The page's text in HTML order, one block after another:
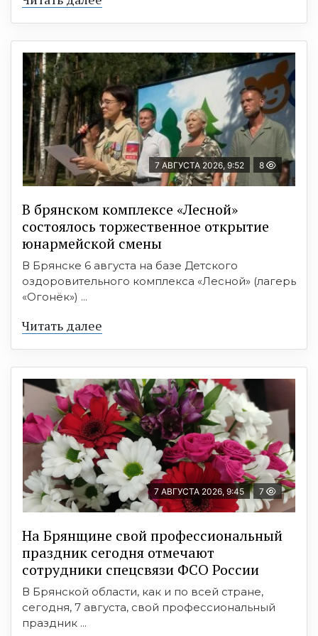
7 АВГУСТА 2026, 9:52 8
В брянском комплексе «Лесной»
состоялось торжественное открытие
юнармейской смены
В Брянске 6 августа на базе Детского
оздоровительного комплекса «Лесной» (лагерь
«Огонёк») ...
Читать далее
7 АВГУСТА 2026, 9:45 7
На Брянщине свой профессиональный
праздник сегодня отмечают
сотрудники спецсвязи ФСО России
В Брянской области, как и по всей стране,
сегодня, 7 августа, свой профессиональный
праздник ...